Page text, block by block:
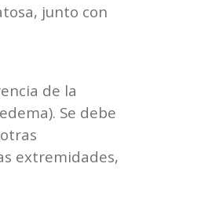
junto con
de la
Se debe
extremidades,